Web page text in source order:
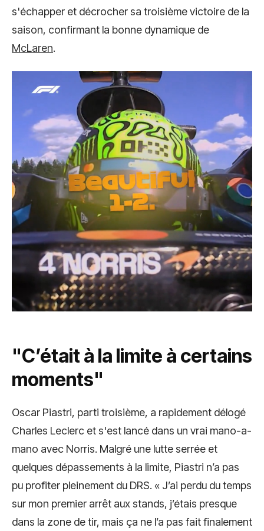
s'échapper et décrocher sa troisième victoire de la
saison, confirmant la bonne dynamique de
McLaren.
"C’était à la limite à certains
moments"
Oscar Piastri, parti troisième, a rapidement délogé
Charles Leclerc et s'est lancé dans un vrai mano-a-
mano avec Norris. Malgré une lutte serrée et
quelques dépassements à la limite, Piastri n’a pas
pu profiter pleinement du DRS. « J’ai perdu du temps
sur mon premier arrêt aux stands, j’étais presque
dans la zone de tir, mais ça ne l’a pas fait finalement